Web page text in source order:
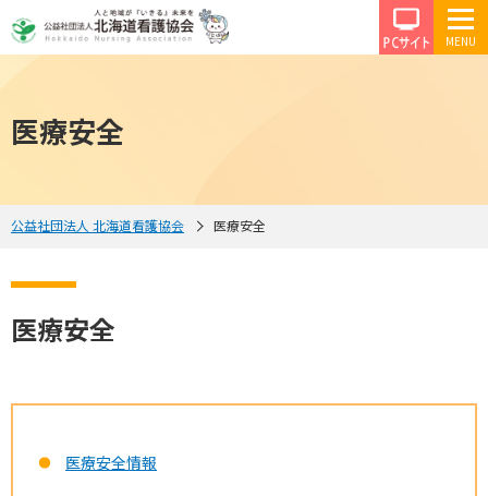
PCサ
医療安全
公益社団法人 北海道看護協会 医療安全
医療安全
医療安全情報